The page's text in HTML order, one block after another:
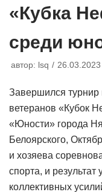
«Кубка
среди
автор: lsq 26.03.2023
Завершился
ветеранов «Кубок
«Юности» города
Белоярского,
и хозяева
спорта, и результат
коллективных